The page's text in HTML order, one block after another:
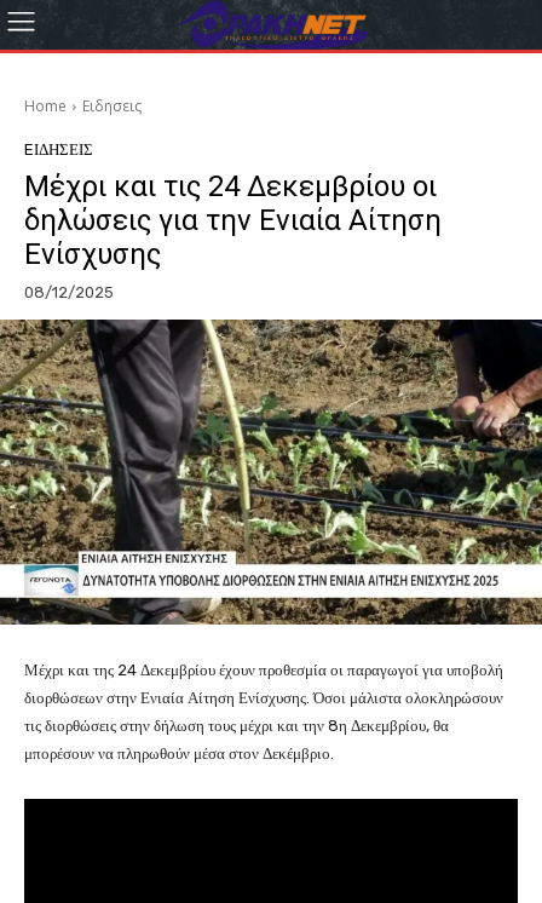
Home Eιδησεις
EΙΔΗΣΕΙΣ
Μέχρι και τις 24 Δεκεμβρίου οι
δηλώσεις για την Ενιαία Αίτηση
Ενίσχυσης
08/12/2025
Μέχρι και της 24 Δεκεμβρίου έχουν προθεσμία οι παραγωγοί για υποβολή
διορθώσεων στην Ενιαία Αίτηση Ενίσχυσης. Όσοι μάλιστα ολοκληρώσουν
τις διορθώσεις στην δήλωση τους μέχρι και την 8η Δεκεμβρίου, θα
μπορέσουν να πληρωθούν μέσα στον Δεκέμβριο.